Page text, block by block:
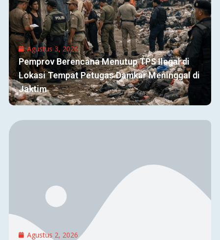
Agustus 3, 2026
Pemprov Berencana Menutup TPS Ilegal di
Lokasi Tempat Petugas Damkar Meninggal di
Jaktim
Agustus 2, 2026